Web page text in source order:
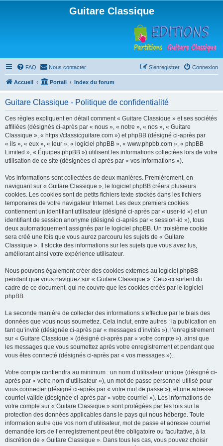
Guitare Classique
FAQ Nous contacter Connexion
S’enregistrer
Accueil Portail Index du forum
Guitare Classique - Politique de confidentialité
Ces règles expliquent en détail comment « Guitare Classique » et ses sociétés
affiliées (désignés ci-après par « nous », « notre », « nos », « Guitare
Classique », « https://classicguitare.com ») et phpBB (désigné ci-après par
« ils », « eux », « leur », « logiciel phpBB », « www.phpbb.com », « phpBB
Limited », « Équipes phpBB ») utilisent les informations collectées lors de votre
utilisation de ce site (désignées ci-après par « vos informations »).
Vos informations sont collectées de deux manières. Premièrement, en
naviguant sur « Guitare Classique », le logiciel phpBB créera plusieurs
cookies. Les cookies sont de petits fichiers texte stockés dans les fichiers
temporaires de votre navigateur Internet. Les deux premiers cookies
contiennent un identifiant utilisateur (désigné ci-après par « user-id ») et un
identifiant de session anonyme (désigné ci-après par « session-id »), tous
deux automatiquement assignés par le logiciel phpBB. Un troisième cookie
sera créé une fois que vous aurez parcouru les sujets de « Guitare
Classique ». Il stocke des informations sur les sujets que vous avez lus,
améliorant ainsi votre expérience utilisateur.
Nous pouvons également créer des cookies externes au logiciel phpBB
pendant que vous naviguez sur « Guitare Classique ». Ceux-ci sortent du
cadre de ce document, qui ne couvre que les cookies créés par le logiciel
phpBB.
La seconde manière de collecter des informations s’effectue par le biais des
données que vous nous soumettez. Cela inclut, entre autres : la publication en
tant qu’invité (désignée ci-après par « messages d’invités »), l’enregistrement
sur « Guitare Classique » (désigné ci-après par « votre compte »), ainsi que
les messages que vous soumettez après votre enregistrement et pendant que
vous êtes connecté (désignés ci-après par « vos messages »).
Votre compte contiendra au minimum : un nom d’utilisateur unique (désigné ci-
après par « votre nom d’utilisateur »), un mot de passe personnel utilisé pour
vous connecter (désigné ci-après par « votre mot de passe »), et une adresse
courriel valide (désignée ci-après par « votre courriel »). Les informations de
votre compte sur « Guitare Classique » sont protégées par les lois sur la
protection des données applicables dans le pays qui nous héberge. Toute
information autre que vos nom d’utilisateur, mot de passe et adresse courriel
demandée lors de l’enregistrement peut être obligatoire ou facultative, à la
discrétion de « Guitare Classique ». Dans tous les cas, vous pouvez choisir